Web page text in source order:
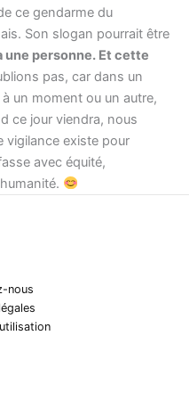
ce gendarme du
Son slogan pourrait être
une personne. Et cette
pas, car dans un
un moment ou un autre,
ce jour viendra, nous
vigilance existe pour
avec équité,
nous